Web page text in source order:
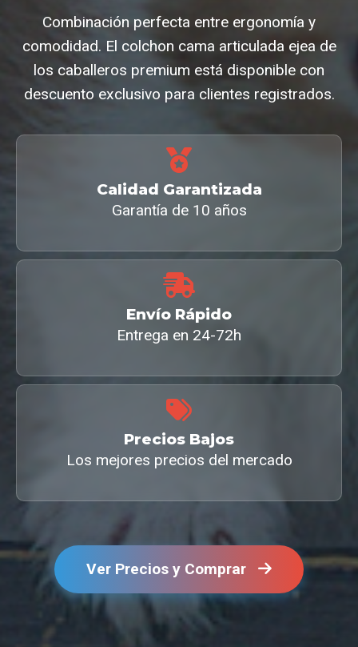
Combinación perfecta entre ergonomía y
comodidad. El colchon cama articulada ejea de
los caballeros premium está disponible con
descuento exclusivo para clientes registrados.
Calidad Garantizada
Garantía de 10 años
Envío Rápido
Entrega en 24-72h
Precios Bajos
Los mejores precios del mercado
Ver Precios y Comprar